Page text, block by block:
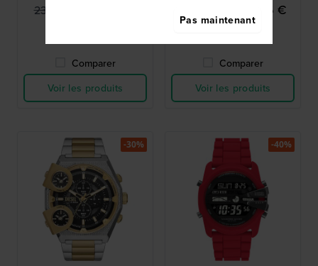
239,00 €
Comparer
Voir les produits
269,95 €
Comparer
Voir les produits
-30% -40%
Pas maintenant